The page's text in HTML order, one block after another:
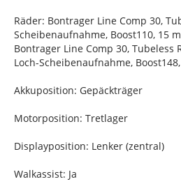
Räder: Bontrager Line Comp 30,
Scheibenaufnahme, Boost110, 15
Bontrager Line Comp 30, Tubeless
Loch-Scheibenaufnahme,
Akkuposition: Gepäckträger
Motorposition: Tretlager
Displayposition: Lenker (zentral)
Walkassist: Ja